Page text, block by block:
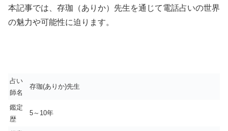
本記事では、存珈（ありか）先生を通じて電話占いの世界
の魅力や可能性に迫ります。
占い
師名
存珈(ありか)先生
鑑定
歴
5～10年